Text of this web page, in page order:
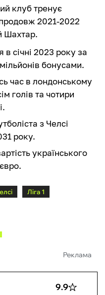
клуб тренує
2021-2022
Шахтар.
в січні 2023 року за
бонусами.
час в лондонському
голів та чотири
з Челсі
року.
українського
Ліга 1
Реклама
9.9